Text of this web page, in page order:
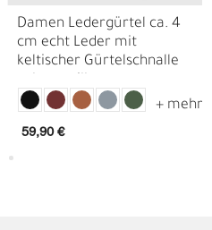
Damen Ledergürtel ca. 4
cm echt Leder mit
keltischer Gürtelschnalle
59,90 €